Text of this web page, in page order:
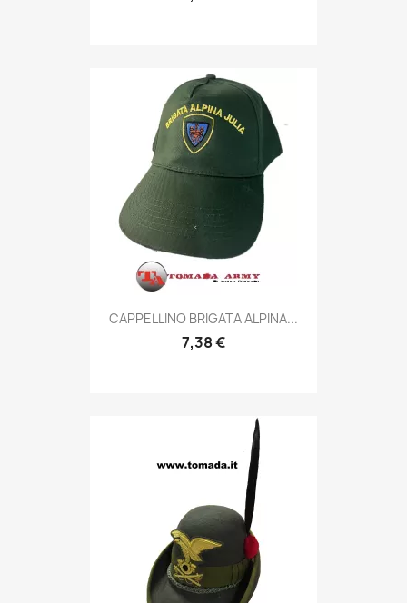
Anteprima
CAPPELLINO BRIGATA ALPINA...
7,38 €